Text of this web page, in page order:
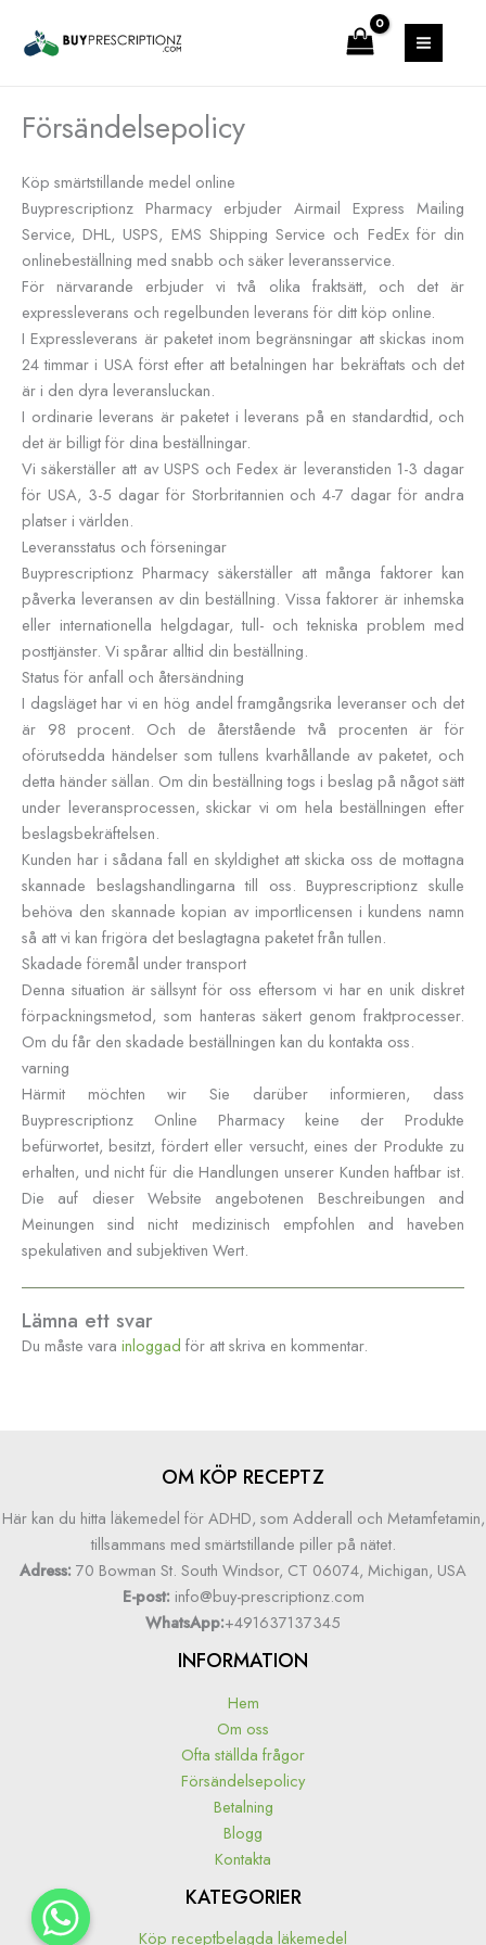
innehåll
MAIN
MENU
Försändelsepolicy
Köp smärtstillande medel online
Buyprescriptionz Pharmacy erbjuder Airmail Express Mailing
Service, DHL, USPS, EMS Shipping Service och FedEx för din
onlinebeställning med snabb och säker leveransservice.
För närvarande erbjuder vi två olika fraktsätt, och det är
expressleverans och regelbunden leverans för ditt köp online.
I Expressleverans är paketet inom begränsningar att skickas inom
24 timmar i USA först efter att betalningen har bekräftats och det
är i den dyra leveransluckan.
I ordinarie leverans är paketet i leverans på en standardtid, och
det är billigt för dina beställningar.
Vi säkerställer att av USPS och Fedex är leveranstiden 1-3 dagar
för USA, 3-5 dagar för Storbritannien och 4-7 dagar för andra
platser i världen.
Leveransstatus och förseningar
Buyprescriptionz Pharmacy säkerställer att många faktorer kan
påverka leveransen av din beställning. Vissa faktorer är inhemska
eller internationella helgdagar, tull- och tekniska problem med
posttjänster. Vi spårar alltid din beställning.
Status för anfall och återsändning
I dagsläget har vi en hög andel framgångsrika leveranser och det
är 98 procent. Och de återstående två procenten är för
oförutsedda händelser som tullens kvarhållande av paketet, och
detta händer sällan. Om din beställning togs i beslag på något sätt
under leveransprocessen, skickar vi om hela beställningen efter
beslagsbekräftelsen.
Kunden har i sådana fall en skyldighet att skicka oss de mottagna
skannade beslagshandlingarna till oss. Buyprescriptionz skulle
behöva den skannade kopian av importlicensen i kundens namn
så att vi kan frigöra det beslagtagna paketet från tullen.
Skadade föremål under transport
Denna situation är sällsynt för oss eftersom vi har en unik diskret
förpackningsmetod, som hanteras säkert genom fraktprocesser.
Om du får den skadade beställningen kan du kontakta oss.
varning
Härmit möchten wir Sie darüber informieren, dass
Buyprescriptionz Online Pharmacy keine der Produkte
befürwortet, besitzt, fördert eller versucht, eines der Produkte zu
erhalten, und nicht für die Handlungen unserer Kunden haftbar ist.
Die auf dieser Website angebotenen Beschreibungen and
Meinungen sind nicht medizinisch empfohlen and haveben
spekulativen and subjektiven Wert.
Lämna ett svar
Du måste vara inloggad för att skriva en kommentar.
OM KÖP RECEPTZ
Här kan du hitta läkemedel för ADHD, som Adderall och Metamfetamin,
tillsammans med smärtstillande piller på nätet.
Adress: 70 Bowman St. South Windsor, CT 06074, Michigan, USA
E-post: info@buy-prescriptionz.com
WhatsApp:+491637137345
INFORMATION
Hem
Om oss
Ofta ställda frågor
Försändelsepolicy
Betalning
Blogg
Kontakta
KATEGORIER
Köp receptbelagda läkemedel